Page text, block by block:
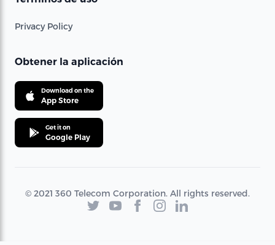
Privacy Policy
Obtener la aplicación
Download on the
App Store
Get it on
Google Play
© 2021 360 Telecom Corporation. All rights reserved.